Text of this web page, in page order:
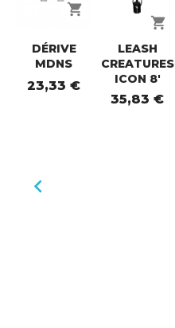

shopping_cart
DÉRIVE
MDNS
23,33 €
shopping_cart
LEASH
CREATURES
ICON 8'
35,83 €